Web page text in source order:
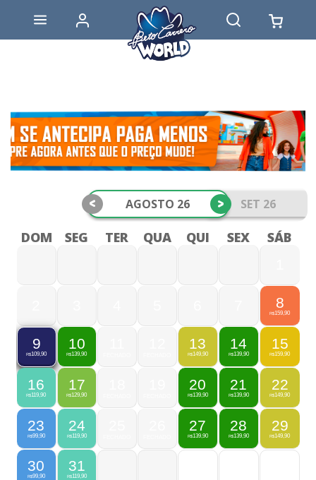
AGOSTO 26 SET 26
< >
DOM SEG TER QUA QUI SEX SÁB
8
R$159,90
9
R$109,90
10
R$139,90
13
R$149,90
14
R$139,90
15
R$159,90
16
R$119,90
17
R$129,90
20
R$139,90
21
R$139,90
22
R$149,90
23
R$99,90
24
R$119,90
27
R$139,90
28
R$139,90
29
R$149,90
30
R$99,90
31
R$119,90